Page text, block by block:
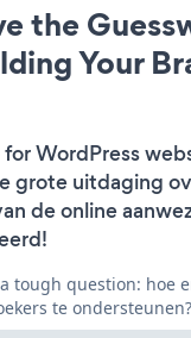
the
Your
WordPress
grote uitdaging
de online
tough question: hoe
te ondersteunen?